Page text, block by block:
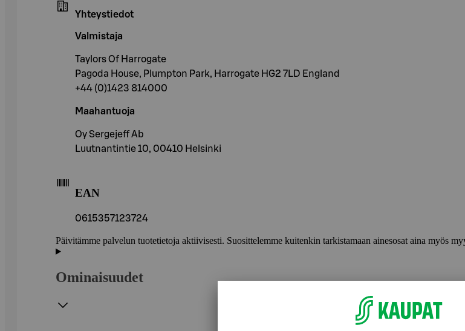
Yhteystiedot
Valmistaja
Taylors Of Harrogate
Pagoda House, Plumpton Park, Harrogate HG2 7LD England
+44 (0)1423 814000
Maahantuoja
Oy Sergejeff Ab
Luutnantintie 10, 00410 Helsinki
EAN
0615357123724
Päivitämme palvelun tuotetietoja aktiivisesti. Suosittelemme kuitenkin tarkistamaan ainesosat aina myös
Ominaisuudet